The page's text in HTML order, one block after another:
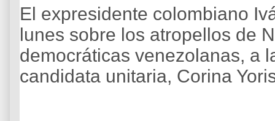
El expresidente colombiano
lunes sobre los atropellos de
democráticas venezolanas, a
candidata unitaria, Corina